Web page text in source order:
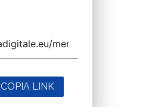
COPIA LINK